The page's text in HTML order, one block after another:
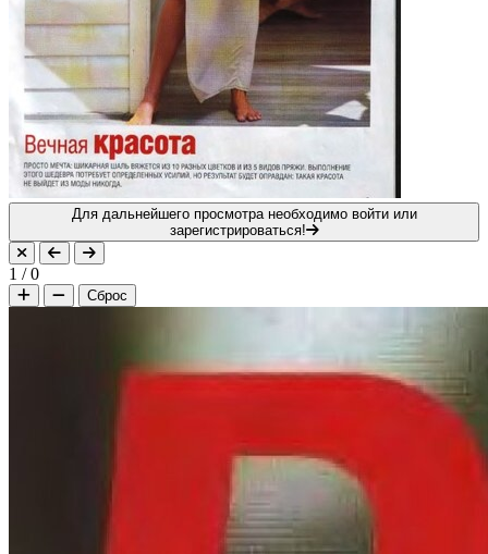
Для дальнейшего просмотра необходимо войти или
зарегистрироваться!
1 /0
Сброс